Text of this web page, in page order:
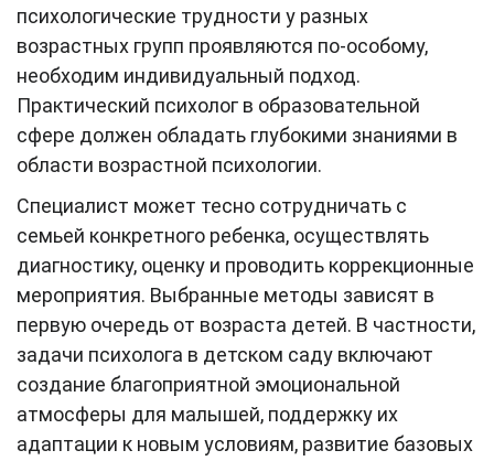
психологические трудности у разных
возрастных групп проявляются по-особому,
необходим индивидуальный подход.
Практический психолог в образовательной
сфере должен обладать глубокими знаниями в
области возрастной психологии.
Специалист может тесно сотрудничать с
семьей конкретного ребенка, осуществлять
диагностику, оценку и проводить коррекционные
мероприятия. Выбранные методы зависят в
первую очередь от возраста детей. В частности,
задачи психолога в детском саду включают
создание благоприятной эмоциональной
атмосферы для малышей, поддержку их
адаптации к новым условиям, развитие базовых